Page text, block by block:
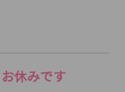
休みです